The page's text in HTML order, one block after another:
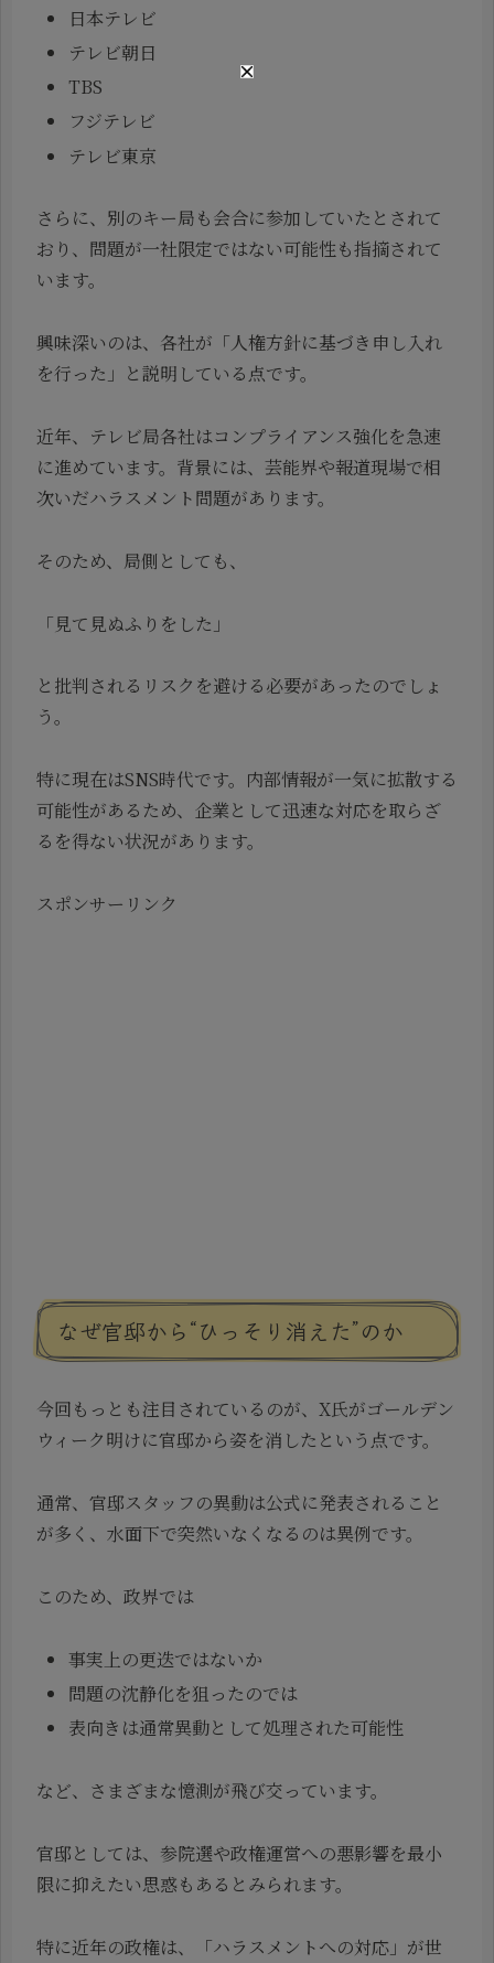
日本テレビ
テレビ朝日
TBS
フジテレビ
テレビ東京
さらに、別のキー局も会合に参加していたとされて
おり、問題が一社限定ではない可能性も指摘されて
います。
興味深いのは、各社が「人権方針に基づき申し入れ
を行った」と説明している点です。
近年、テレビ局各社はコンプライアンス強化を急速
に進めています。背景には、芸能界や報道現場で相
次いだハラスメント問題があります。
そのため、局側としても、
「見て見ぬふりをした」
と批判されるリスクを避ける必要があったのでしょ
う。
特に現在はSNS時代です。内部情報が一気に拡散する
可能性があるため、企業として迅速な対応を取らざ
るを得ない状況があります。
スポンサーリンク
なぜ官邸から“ひっそり消えた”のか
今回もっとも注目されているのが、X氏がゴールデン
ウィーク明けに官邸から姿を消したという点です。
通常、官邸スタッフの異動は公式に発表されること
が多く、水面下で突然いなくなるのは異例です。
このため、政界では
事実上の更迭ではないか
問題の沈静化を狙ったのでは
表向きは通常異動として処理された可能性
など、さまざまな憶測が飛び交っています。
官邸としては、参院選や政権運営への悪影響を最小
限に抑えたい思惑もあるとみられます。
特に近年の政権は、「ハラスメントへの対応」が世